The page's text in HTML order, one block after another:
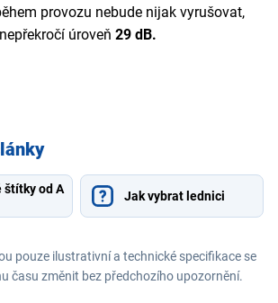
provozu nebude nijak vyrušovat,
úroveň 29 dB.
štítky od A
Jak vybrat lednici
pouze ilustrativní a technické specifikace se
času změnit bez předchozího upozornění.